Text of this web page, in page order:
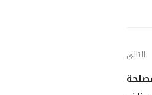
التالي